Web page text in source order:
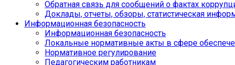
Обратная связь для сообщений о фактах
Доклады, отчеты, обзоры, статистическая
Информационная безопасность
Информационная безопасность
Локальные нормативные акты в сфере
Нормативное регулирование
Педагогическим работникам